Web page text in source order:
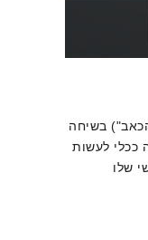
הכאב") בשיחה
ככלי לעשות
שלו